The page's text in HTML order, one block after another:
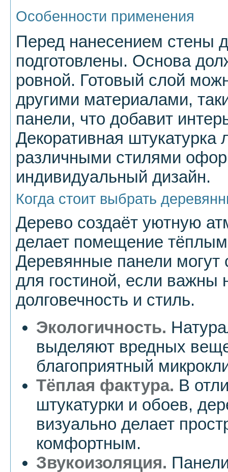
Особенности применения
Перед нанесением стены
подготовлены. Основа
ровной. Готовый слой
другими материалами,
панели, что добавит
Декоративная штукатурка
различными стилями
индивидуальный дизайн.
Когда стоит выбрать
Дерево создаёт уютную
делает помещение
Деревянные панели
для гостиной, если важны
долговечность и стиль.
Экологичность.
выделяют вредных
благоприятный
Тёплая фактура. В
штукатурки и обоев,
визуально делает
комфортным.
Звукоизоляция.